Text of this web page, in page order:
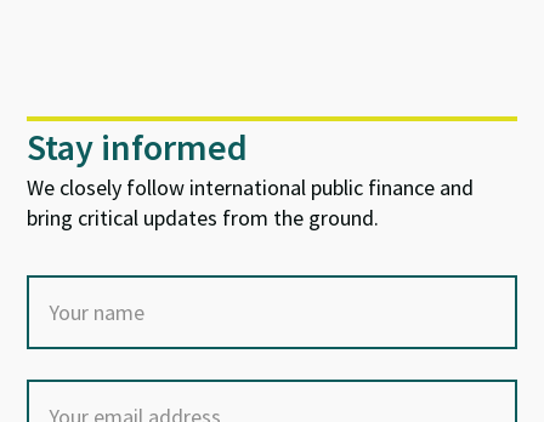
Stay informed
We closely follow international public finance and
bring critical updates from the ground.